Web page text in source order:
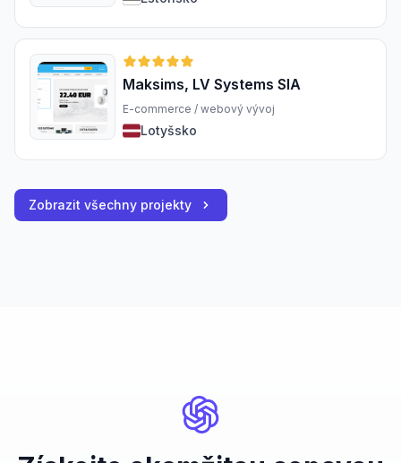
Maksims, LV Systems SIA
E-commerce / webový vývoj
Lotyšsko
Zobrazit všechny projekty